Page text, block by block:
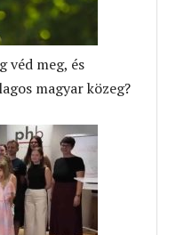
véd meg, és
magyar közeg?